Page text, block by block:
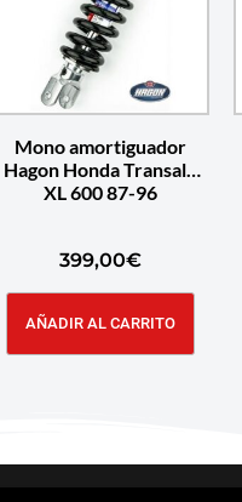
Mono amortiguador
Hagon Honda Transalp
XL 600 87-96
399,00€
AÑADIR AL CARRITO